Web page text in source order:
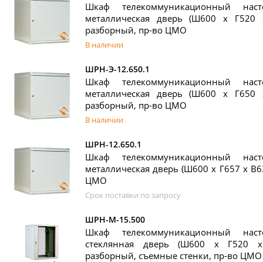
Шкаф телекоммуникационный
металлическая дверь (Ш600 х
разборный, пр-во ЦМО
В наличии
ШРН-Э-12.650.1
Шкаф телекоммуникационный
металлическая дверь (Ш600 х
разборный, пр-во ЦМО
В наличии
ШРН-12.650.1
Шкаф телекоммуникационный
металлическая дверь (Ш600 х Г657 х
ЦМО
Срок поставки по запросу
ШРН-М-15.500
Шкаф телекоммуникационный
стеклянная дверь (Ш600 х Г520
разборный, съемные стенки, пр-во ЦМО